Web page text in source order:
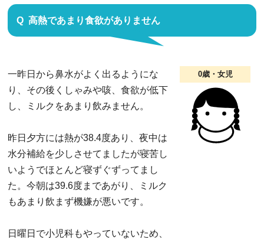
高熱であまり食欲がありません
0歳・女児
一昨日から鼻水がよく出るようにな
り、その後くしゃみや咳、食欲が低下
し、ミルクをあまり飲みません。
昨日夕方には熱が38.4度あり、夜中は
水分補給を少しさせてましたが寝苦し
いようでほとんど寝ずぐずってまし
た。今朝は39.6度まであがり、ミルク
もあまり飲まず機嫌が悪いです。
日曜日で小児科もやっていないため、